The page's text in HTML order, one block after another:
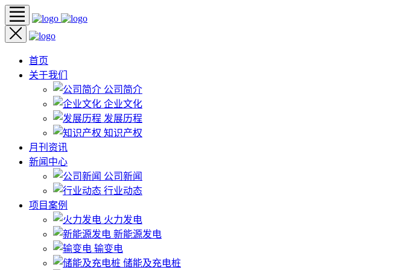
首页
关于我们
公司简介
企业文化
发展历程
知识产权
月刊资讯
新闻中心
公司新闻
行业动态
项目案例
火力发电
新能源发电
输变电
储能及充电桩